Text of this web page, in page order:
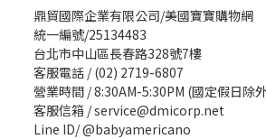
鼎貿國際企業有限公司/美國寶寶購物網
統一編號/25134483
台北市中山區長春路328號7樓
客服電話 / (02) 2719-6807
營業時間 / 8:30AM-5:30PM (國定假日除
客服信箱 / service@dmicorp.net
Line ID/ @babyamericano